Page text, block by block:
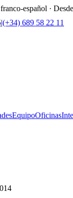
español ·
|(+34) 689 58 22 11
EquipoOficinas